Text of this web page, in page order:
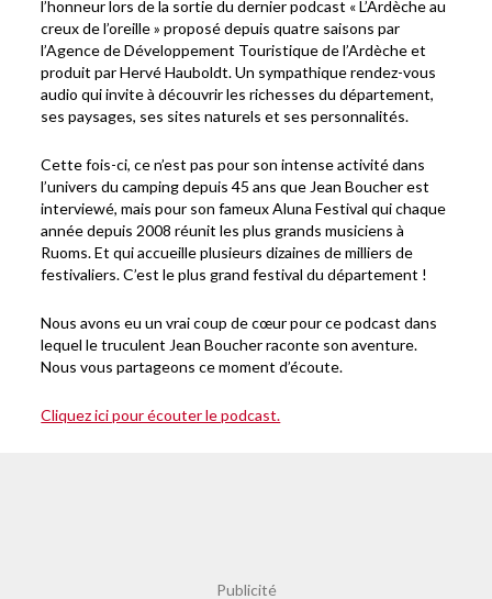
l’honneur lors de la sortie du dernier podcast « L’Ardèche au
creux de l’oreille » proposé depuis quatre saisons par
l’Agence de Développement Touristique de l’Ardèche et
produit par Hervé Hauboldt. Un sympathique rendez-vous
audio qui invite à découvrir les richesses du département,
ses paysages, ses sites naturels et ses personnalités.
Cette fois-ci, ce n’est pas pour son intense activité dans
l’univers du camping depuis 45 ans que Jean Boucher est
interviewé, mais pour son fameux Aluna Festival qui chaque
année depuis 2008 réunit les plus grands musiciens à
Ruoms. Et qui accueille plusieurs dizaines de milliers de
festivaliers. C’est le plus grand festival du département !
Nous avons eu un vrai coup de cœur pour ce podcast dans
lequel le truculent Jean Boucher raconte son aventure.
Nous vous partageons ce moment d’écoute.
Cliquez ici pour écouter le podcast.